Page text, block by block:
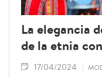
La elegancia
de la etnia
17/04/2024